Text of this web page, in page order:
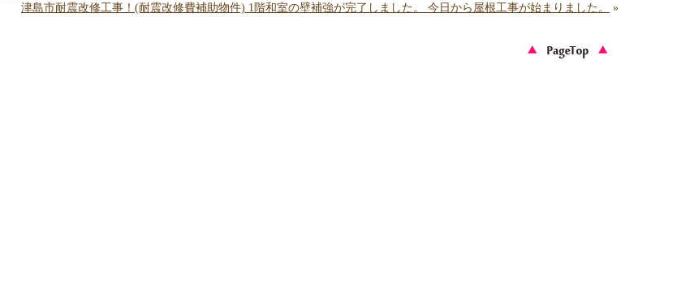
津島市耐震改修工事！(耐震改修費補助物件) 1階和室の壁補強が完了しました。 今日から屋根工事が始まりました。
»